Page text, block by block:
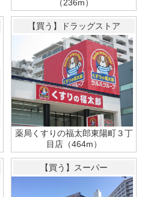
（236m）
【買う】ドラッグストア
薬局くすりの福太郎東陽町３丁
目店（464m）
【買う】スーパー